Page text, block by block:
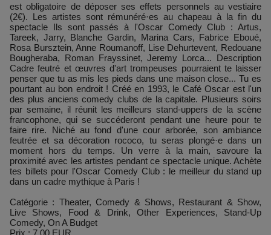
est obligatoire de déposer ses effets personnels au vestiaire
(2€). Les artistes sont rémunéré·es au chapeau à la fin du
spectacle Ils sont passés à l'Oscar Comedy Club : Artus,
Tareek, Jarry, Blanche Gardin, Marina Cars, Fabrice Eboué,
Rosa Bursztein, Anne Roumanoff, Lise Dehurtevent, Redouane
Bougheraba, Roman Frayssinet, Jeremy Lorca... Description
Cadre feutré et œuvres d'art trompeuses pourraient te laisser
penser que tu as mis les pieds dans une maison close... Tu es
pourtant au bon endroit ! Créé en 1993, le Café Oscar est l'un
des plus anciens comedy clubs de la capitale. Plusieurs soirs
par semaine, il réunit les meilleurs stand-uppers de la scène
francophone, qui se succéderont pendant une heure pour te
faire rire. Niché au fond d'une cour arborée, son ambiance
feutrée et sa décoration rococo, tu seras plongé·e dans un
moment hors du temps. Un verre à la main, savoure la
proximité avec les artistes pendant ce spectacle unique. Achète
tes billets pour l'Oscar Comedy Club : le meilleur du stand up
dans un cadre mythique à Paris !
Catégorie : Theater, Comedy & Shows, Restaurant & Show,
Live Shows, Food & Drink, Other Experiences, Stand-Up
Comedy, On A Budget
Prix : 7.00 EUR